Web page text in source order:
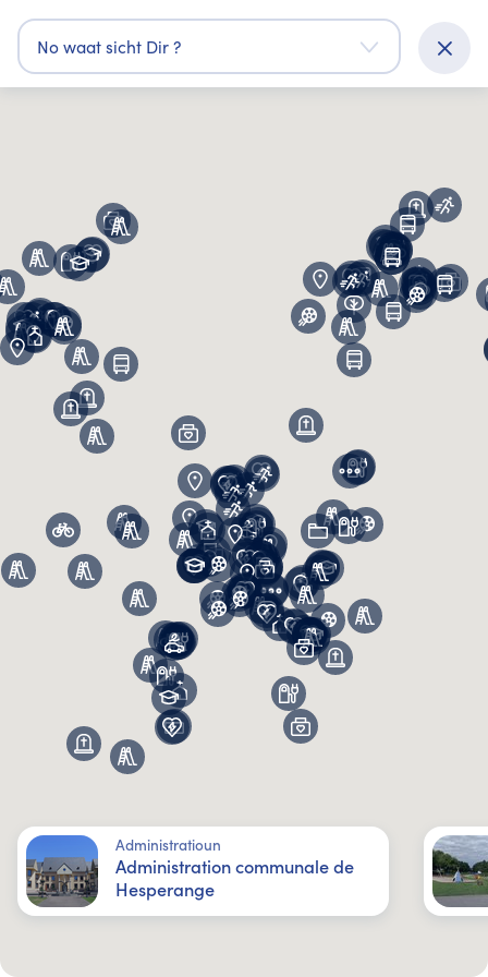
No waat sicht Dir ?
Administratioun
Administration communale de
Hesperange